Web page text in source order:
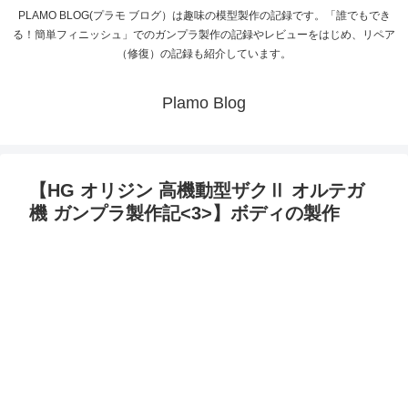
PLAMO BLOG(プラモ ブログ）は趣味の模型製作の記録です。「誰でもでき
る！簡単フィニッシュ」でのガンプラ製作の記録やレビューをはじめ、リペア
（修復）の記録も紹介しています。
Plamo Blog
【HG オリジン 高機動型ザクⅡ オルテガ
機 ガンプラ製作記<3>】ボディの製作